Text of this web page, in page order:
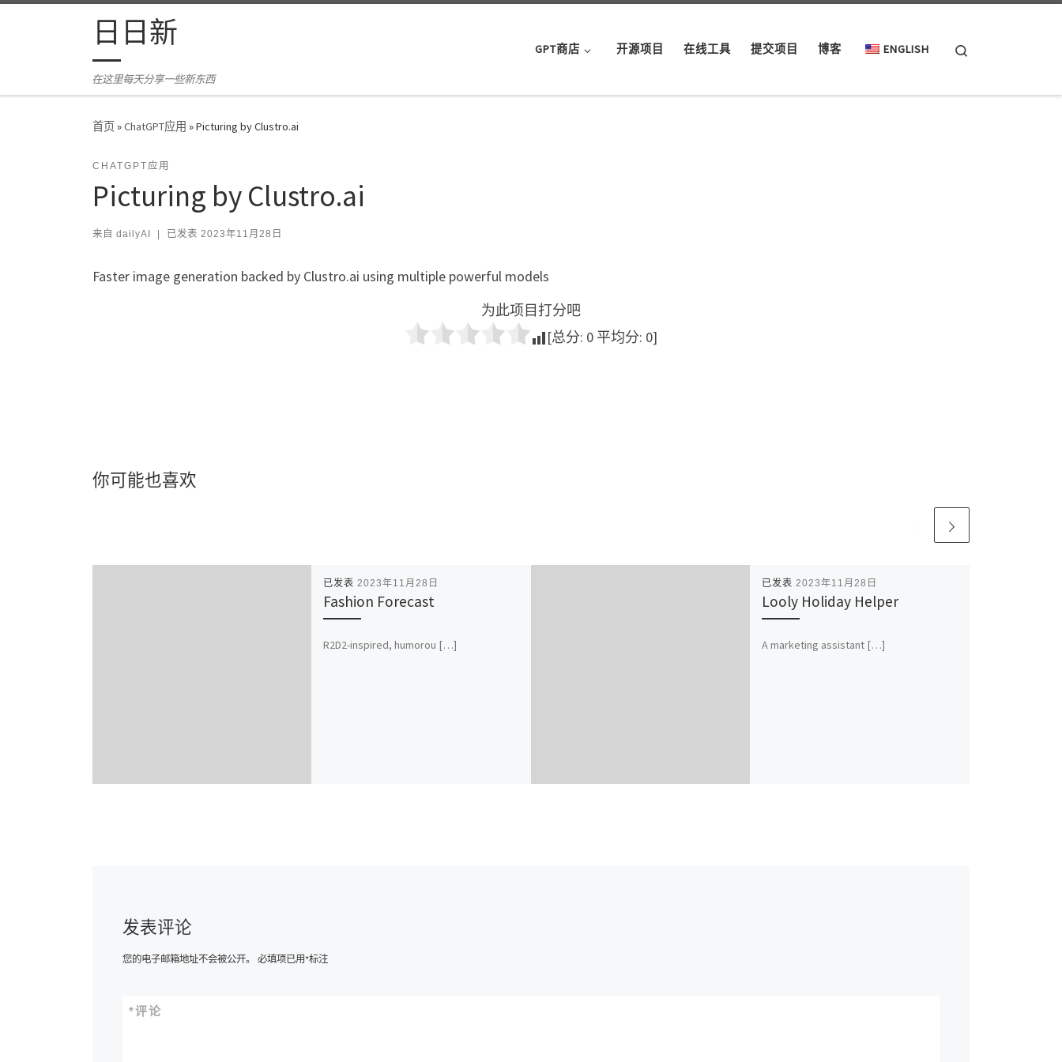
Skip to content日日新
在这里每天分享一些新东西
GPT商店 开源项目 在线工具 提交项目 博客 ENGLISH
首页»ChatGPT应用 »Picturing by Clustro.ai
CHATGPT应用
Picturing by Clustro.ai
来自 dailyAI 已发表 2023年11月28日
Faster image generation backed by Clustro.ai using multiple powerful models
为此项目打分吧
[总分: 0 平均分: 0]
你可能也喜欢
已发表 2023年11月28日
Fashion Forecast
R2D2-inspired, humorou […]
已发表 2023年11月28日
Looly Holiday Helper
A marketing assistant […]
发表评论
您的电子邮箱地址不会被公开。 必填项已用*标注
评论
*